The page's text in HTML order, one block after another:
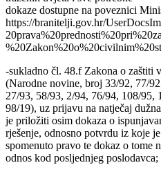
dokaze dostupne na poveznici
https://branitelji.gov.hr/
-sukladno čl. 48.f Zakona o zaštiti
(Narodne novine, broj 33/92, 77/
27/93, 58/93, 2/94, 76/94, 108/95,
98/19), uz prijavu na natječaj dužna
je priložiti osim dokaza o
rješenje, odnosno potvrdu iz koje
spomenuto pravo te dokaz o tome
odnos kod posljednjeg poslodavca;